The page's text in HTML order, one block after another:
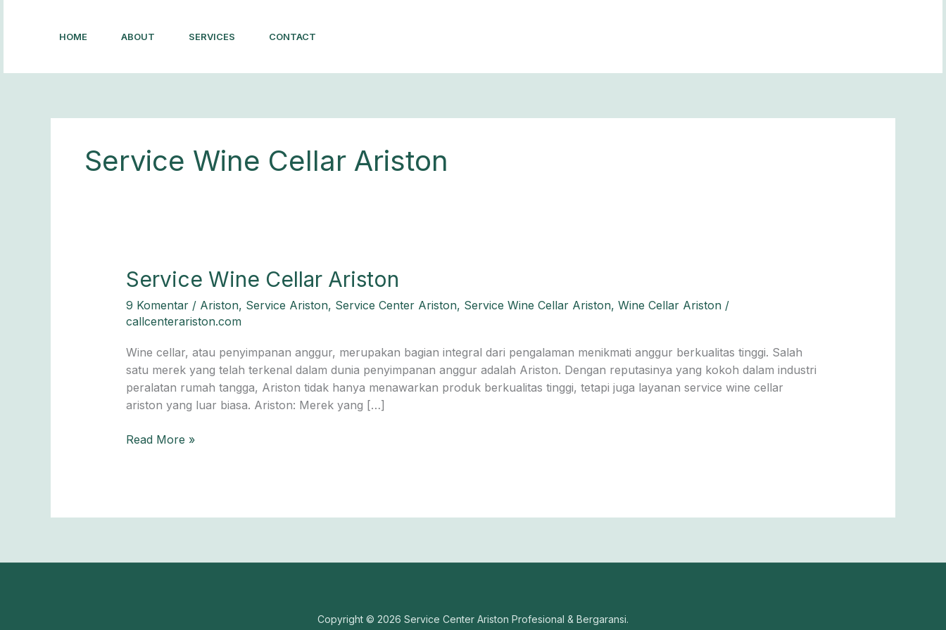
HOME ABOUT SERVICES CONTACT
Service Wine Cellar Ariston
Service Wine Cellar Ariston
9 Komentar / Ariston, Service Ariston, Service Center Ariston, Service Wine Cellar Ariston, Wine Cellar Ariston/
callcenterariston.com
Wine cellar, atau penyimpanan anggur, merupakan bagian integral dari pengalaman menikmati anggur berkualitas tinggi. Salah
satu merek yang telah terkenal dalam dunia penyimpanan anggur adalah Ariston. Dengan reputasinya yang kokoh dalam industri
peralatan rumah tangga, Ariston tidak hanya menawarkan produk berkualitas tinggi, tetapi juga layanan service wine cellar
ariston yang luar biasa. Ariston: Merek yang […]
Service
Wine
Cellar
Ariston
Read More »
Copyright © 2026 Service Center Ariston Profesional & Bergaransi.